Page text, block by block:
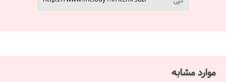
موارد مشابه